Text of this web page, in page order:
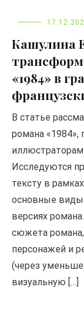
Кашулина
«1984» в
В статье
романа
Исследуются
тексту в
основные виды
версиях
сюжета
персонажей и
(через
визуальную […]